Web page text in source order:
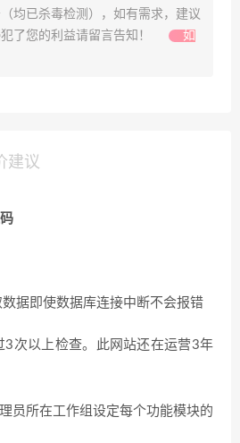
均已杀毒检测），如有需求，建议
了您的利益请留言告知！
如
建议
据即使数据库连接中断不会报错
3次以上检查。此网站还在运营3年
员所在工作组设定每个功能模块的